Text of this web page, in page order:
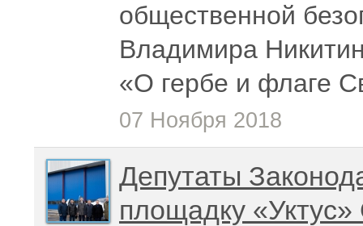
общественной
Владимира
«О гербе и флаге
07 Ноября 2018
Депутаты
площадку